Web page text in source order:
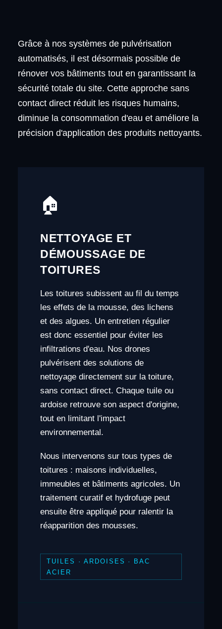
Grâce à nos systèmes de pulvérisation
automatisés, il est désormais possible de
rénover vos bâtiments tout en garantissant la
sécurité totale du site. Cette approche sans
contact direct réduit les risques humains,
diminue la consommation d'eau et améliore la
précision d'application des produits nettoyants.
🏠
NETTOYAGE ET
DÉMOUSSAGE DE
TOITURES
Les toitures subissent au fil du temps
les effets de la mousse, des lichens
et des algues. Un entretien régulier
est donc essentiel pour éviter les
infiltrations d'eau. Nos drones
pulvérisent des solutions de
nettoyage directement sur la toiture,
sans contact direct. Chaque tuile ou
ardoise retrouve son aspect d'origine,
tout en limitant l'impact
environnemental.
Nous intervenons sur tous types de
toitures : maisons individuelles,
immeubles et bâtiments agricoles. Un
traitement curatif et hydrofuge peut
ensuite être appliqué pour ralentir la
réapparition des mousses.
TUILES · ARDOISES · BAC
ACIER